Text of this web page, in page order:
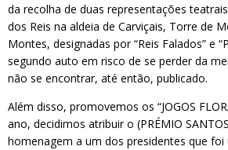
da recolha de duas representações
dos Reis na aldeia de Carviçais, Torre de
Montes, designadas por “Reis Falados” e
segundo auto em risco de se perder da
não se encontrar, até então, publicado.
Além disso, promovemos os “JOGOS
ano, decidimos atribuir o (PRÉMIO
homenagem a um dos presidentes que foi